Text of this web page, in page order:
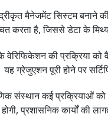
मैनेजमेंट सिस्टम बनाने
करता है, जिससे डेटा के
वेरिफिकेशन की प्रक्रिया
ग्रेजुएशन पूरी होने पर
संस्थान कई प्रक्रियाओं
प्रशासनिक कार्यों की